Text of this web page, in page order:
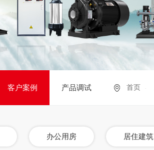
客户案例 产品调试 首页
办公用房 居住建筑